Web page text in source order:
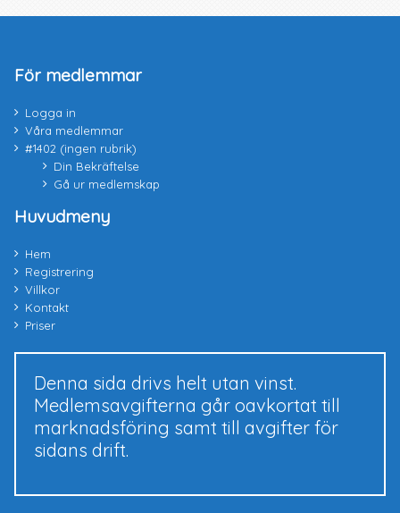
För medlemmar
Logga in
Våra medlemmar
#1402 (ingen rubrik)
Din Bekräftelse
Gå ur medlemskap
Huvudmeny
Hem
Registrering
Villkor
Kontakt
Priser
Denna sida drivs helt utan vinst.
Medlemsavgifterna går oavkortat till
marknadsföring samt till avgifter för
sidans drift.